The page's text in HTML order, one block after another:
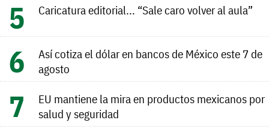
Caricatura editorial... “Sale caro volver al aula”
Así cotiza el dólar en bancos de México este 7 de
agosto
EU mantiene la mira en productos mexicanos por
salud y seguridad